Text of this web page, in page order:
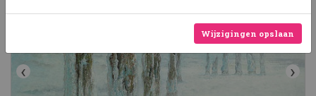
Wijzigingen opslaan
‹ ›